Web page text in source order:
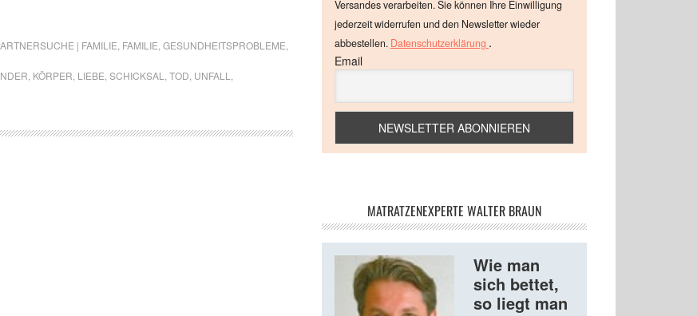
| FAMILIE FAMILIE GESUNDHEITSPROBLEME
KÖRPER LIEBE SCHICKSAL TOD UNFALL
Versandes verarbeiten. Sie können Ihre Einwilligung
jederzeit widerrufen und den Newsletter wieder
abbestellen. Datenschutzerklärung .
Email
MATRATZENEXPERTE WALTER BRAUN
Wie man
sich bettet,
so liegt man